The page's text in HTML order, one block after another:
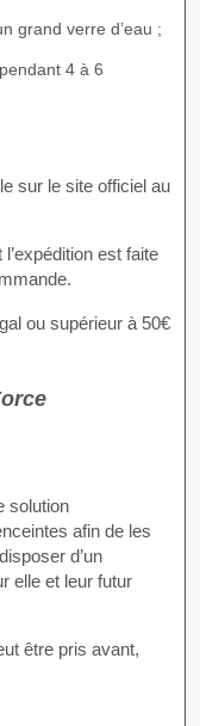
grand verre d’eau ;
4 à 6
sur le site officiel au
est faite
ou supérieur à 50€
solution
afin de les
d’un
elle et leur futur
être pris avant,